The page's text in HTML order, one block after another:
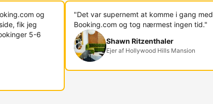
og
fik jeg
5-6
"Det var supernemt at komme i gang med
Booking.com og tog nærmest ingen tid."
Shawn Ritzenthaler
Ejer af Hollywood Hills Mansion